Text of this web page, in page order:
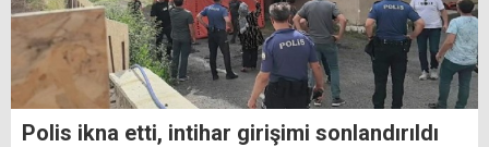
Polis ikna etti, intihar girişimi sonlandırıldı